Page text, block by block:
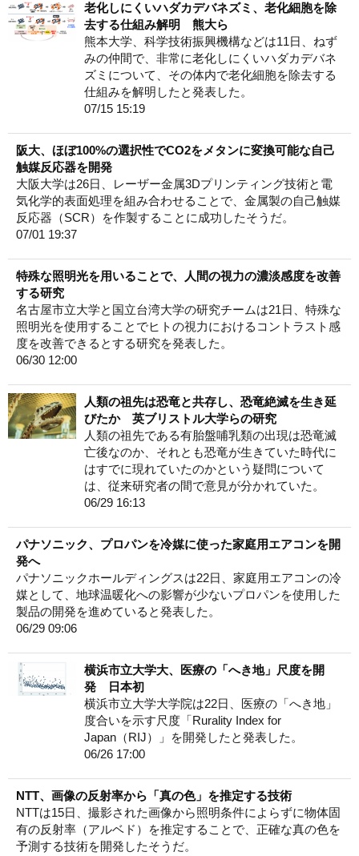
老化しにくいハダカデバネズミ、老化細胞を除
去する仕組み解明 熊大ら
熊本大学、科学技術振興機構などは11日、ねず
みの仲間で、非常に老化しにくいハダカデバネ
ズミについて、その体内で老化細胞を除去する
仕組みを解明したと発表した。
07/15 15:19
阪大、ほぼ100%の選択性でCO2をメタンに変換可能な自己
触媒反応器を開発
大阪大学は26日、レーザー金属3Dプリンティング技術と電
気化学的表面処理を組み合わせることで、金属製の自己触媒
反応器（SCR）を作製することに成功したそうだ。
07/01 19:37
特殊な照明光を用いることで、人間の視力の濃淡感度を改善
する研究
名古屋市立大学と国立台湾大学の研究チームは21日、特殊な
照明光を使用することでヒトの視力におけるコントラスト感
度を改善できるとする研究を発表した。
06/30 12:00
人類の祖先は恐竜と共存し、恐竜絶滅を生き延
びたか 英ブリストル大学らの研究
人類の祖先である有胎盤哺乳類の出現は恐竜滅
亡後なのか、それとも恐竜が生きていた時代に
はすでに現れていたのかという疑問について
は、従来研究者の間で意見が分かれていた。
06/29 16:13
パナソニック、プロパンを冷媒に使った家庭用エアコンを開
発へ
パナソニックホールディングスは22日、家庭用エアコンの冷
媒として、地球温暖化への影響が少ないプロパンを使用した
製品の開発を進めていると発表した。
06/29 09:06
横浜市立大学大、医療の「へき地」尺度を開
発 日本初
横浜市立大学大学院は22日、医療の「へき地」
度合いを示す尺度「Rurality Index for
Japan（RIJ）」を開発したと発表した。
06/26 17:00
NTT、画像の反射率から「真の色」を推定する技術
NTTは15日、撮影された画像から照明条件によらずに物体固
有の反射率（アルベド）を推定することで、正確な真の色を
予測する技術を開発したそうだ。